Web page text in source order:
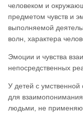
человеком и
предметом чувств и
выполняемой
волн, характера
Эмоции и чувства
непосредственных
У детей с умственной
для
людьми, не